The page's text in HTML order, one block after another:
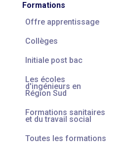
Formations
Offre apprentissage
Collèges
Initiale post bac
Les écoles
d'ingénieurs en
Région Sud
Formations sanitaires
et du travail social
Toutes les formations